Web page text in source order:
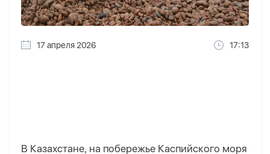
17 апреля 2026 17:13
В Казахстане, на побережье Каспийского моря